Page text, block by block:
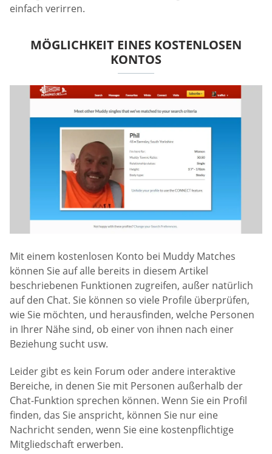
einfach verirren.
MÖGLICHKEIT EINES KOSTENLOSEN
KONTOS
Mit einem kostenlosen Konto bei Muddy Matches
können Sie auf alle bereits in diesem Artikel
beschriebenen Funktionen zugreifen, außer natürlich
auf den Chat. Sie können so viele Profile überprüfen,
wie Sie möchten, und herausfinden, welche Personen
in Ihrer Nähe sind, ob einer von ihnen nach einer
Beziehung sucht usw.
Leider gibt es kein Forum oder andere interaktive
Bereiche, in denen Sie mit Personen außerhalb der
Chat-Funktion sprechen können. Wenn Sie ein Profil
finden, das Sie anspricht, können Sie nur eine
Nachricht senden, wenn Sie eine kostenpflichtige
Mitgliedschaft erwerben.